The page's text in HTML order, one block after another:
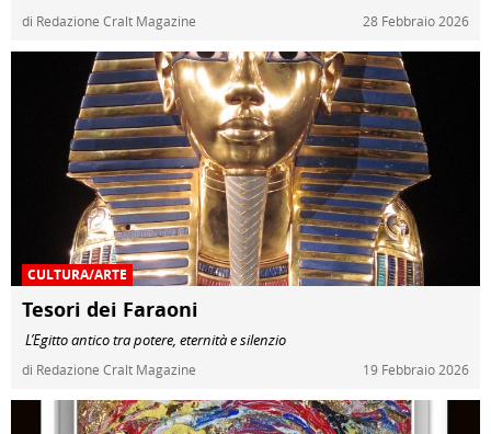
di Redazione Cralt Magazine 28 Febbraio 2026
CULTURA/ARTE
Tesori dei Faraoni
L’Egitto antico tra potere, eternità e silenzio
di Redazione Cralt Magazine 19 Febbraio 2026